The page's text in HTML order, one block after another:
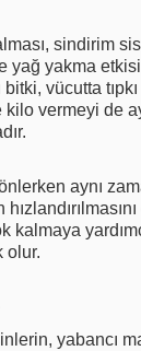
sindirim
yağ yakma
vücutta
kilo vermeyi de
aynı
kalmaya
olur.
yabancı